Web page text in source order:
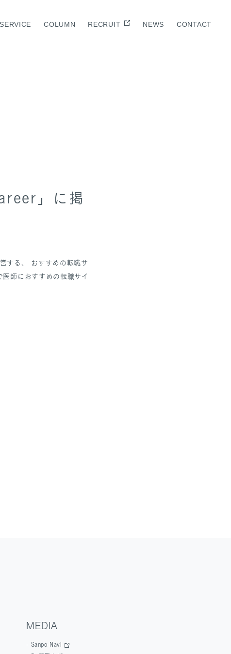
SERVICE COLUMN RECRUIT NEWS CONTACT
」に掲
する、 おすすめの転職サ
師におすすめの転職サイ
MEDIA
Sanpo Navi